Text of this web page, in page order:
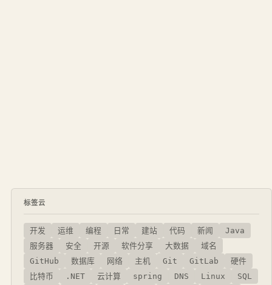
标签云
开发 运维 编程 日常 建站 代码 新闻
Java
服务器
安全 开源 软件分享 大数据
域名
GitHub
数据库 网络 主机 Git GitLab
硬件
比特币
.NET 云计算 spring DNS Linux
SQL